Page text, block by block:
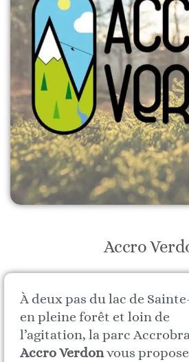
Accro
À deux pas du lac de
en pleine forêt et loin de
l’agitation, la parc
Accro Verdonvous